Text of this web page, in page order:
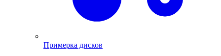
Примерка дисков